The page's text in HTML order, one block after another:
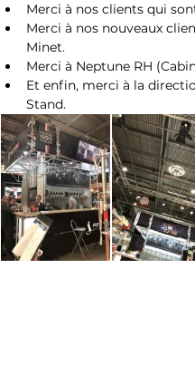
Merci à nos clients qui
Merci à nos nouveaux
Minet.
Merci à Neptune RH
Et enfin, merci à la
Stand.